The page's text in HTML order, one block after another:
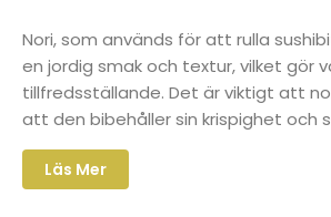
Nori, som används för att rulla
en jordig smak och textur, vilket gör
tillfredsställande. Det är viktigt att
att den bibehåller sin krispighet och
Läs Mer